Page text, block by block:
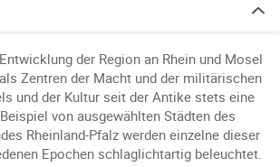
der Region an Rhein und Mosel
Zentren der Macht und der militärischen
und der Kultur seit der Antike stets eine
von ausgewählten Städten des
Rheinland-Pfalz werden einzelne dieser
Epochen schlaglichtartig beleuchtet.